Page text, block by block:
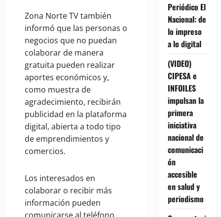
Zona Norte TV también
informó que las personas o
negocios que no puedan
colaborar de manera
gratuita pueden realizar
aportes económicos y,
como muestra de
agradecimiento, recibirán
publicidad en la plataforma
digital, abierta a todo tipo
de emprendimientos y
comercios.
Los interesados en
colaborar o recibir más
información pueden
Periódico El
Nacional: de
lo impreso
a lo digital
(VIDEO)
CIPESA e
INFOILES
impulsan la
primera
iniciativa
nacional de
comunicaci
ón
accesible
en salud y
periodismo